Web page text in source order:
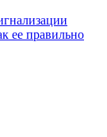
ее правильно